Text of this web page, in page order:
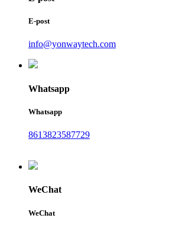
E-post
info@yonwaytech.com
Whatsapp
Whatsapp
8613823587729
WeChat
WeChat